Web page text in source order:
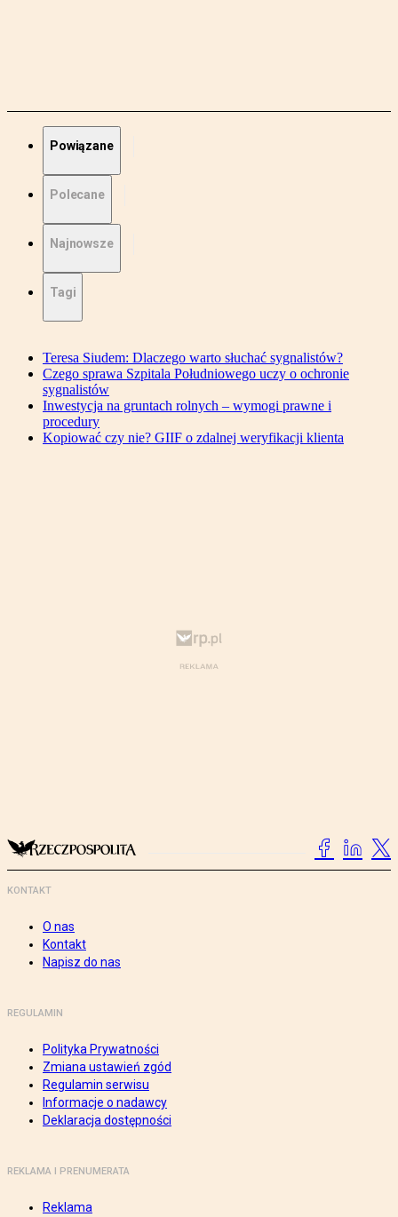
Powiązane
Polecane
Najnowsze
Tagi
Teresa Siudem: Dlaczego warto słuchać sygnalistów?
Czego sprawa Szpitala Południowego uczy o ochronie
sygnalistów
Inwestycja na gruntach rolnych – wymogi prawne i
procedury
Kopiować czy nie? GIIF o zdalnej weryfikacji klienta
KONTAKT
O nas
Kontakt
Napisz do nas
REGULAMIN
Polityka Prywatności
Zmiana ustawień zgód
Regulamin serwisu
Informacje o nadawcy
Deklaracja dostępności
REKLAMA I PRENUMERATA
Reklama